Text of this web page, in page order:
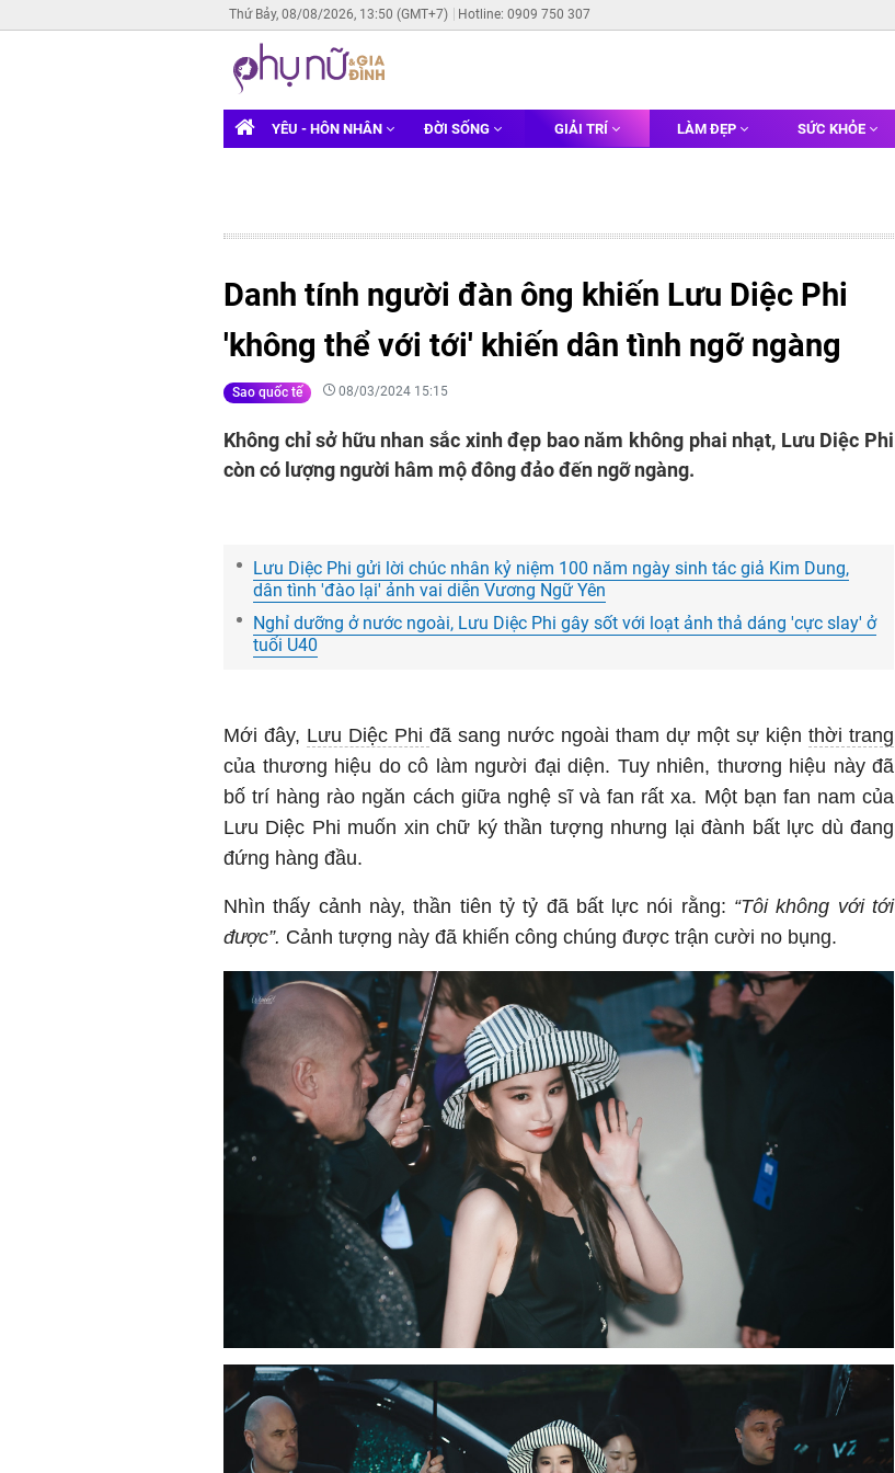
Thứ Bảy, 08/08/2026, 13:50 (GMT+7) Hotline: 0909 750 307
YÊU - HÔN NHÂN ĐỜI SỐNG GIẢI TRÍ LÀM ĐẸP SỨC KHỎE
Danh tính người đàn ông khiến Lưu Diệc Phi
'không thể với tới' khiến dân tình ngỡ ngàng
Sao quốc tế 08/03/2024 15:15
Không chỉ sở hữu nhan sắc xinh đẹp bao năm không phai nhạt, Lưu Diệc Phi
còn có lượng người hâm mộ đông đảo đến ngỡ ngàng.
Lưu Diệc Phi gửi lời chúc nhân kỷ niệm 100 năm ngày sinh tác giả Kim Dung,
dân tình 'đào lại' ảnh vai diễn Vương Ngữ Yên
Nghỉ dưỡng ở nước ngoài, Lưu Diệc Phi gây sốt với loạt ảnh thả dáng 'cực slay' ở
tuổi U40
Mới đây, Lưu Diệc Phi đã sang nước ngoài tham dự một sự kiện thời trang
của thương hiệu do cô làm người đại diện. Tuy nhiên, thương hiệu này đã
bố trí hàng rào ngăn cách giữa nghệ sĩ và fan rất xa. Một bạn fan nam của
Lưu Diệc Phi muốn xin chữ ký thần tượng nhưng lại đành bất lực dù đang
đứng hàng đầu.
Nhìn thấy cảnh này, thần tiên tỷ tỷ đã bất lực nói rằng: “Tôi không với tới
được”. Cảnh tượng này đã khiến công chúng được trận cười no bụng.